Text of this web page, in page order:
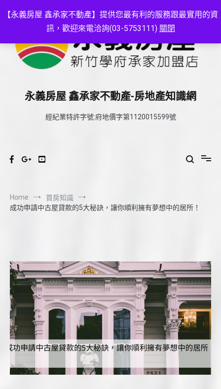
【永義房屋 鑫承家不動產】提供您最有利的服務跟最實用的資
訊，歡迎來電洽詢(03-5753111) 關閉
永義房屋 鑫承家不動產-房地產知識網
經紀業特許字號:府地價字第1120015599號
Home
買房知識
成功申請中古屋貸款的5大秘訣，讓你順利擁有夢想中的居所！